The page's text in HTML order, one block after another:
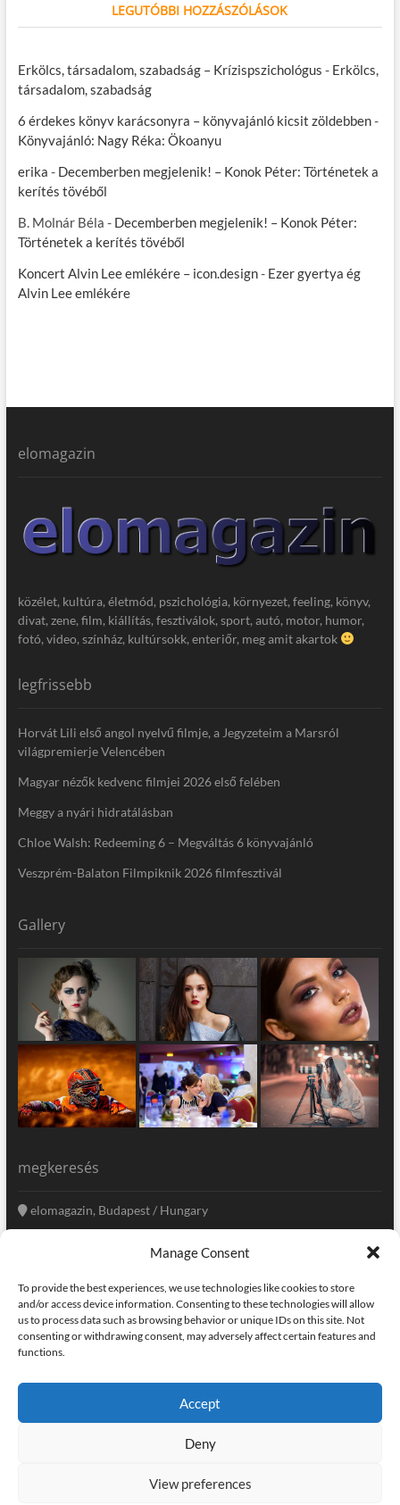
Manage Consent
To provide the best experiences, we use technologies like cookies to store
and/or access device information. Consenting to these technologies will allow
us to process data such as browsing behavior or unique IDs on this site. Not
consenting or withdrawing consent, may adversely affect certain features and
functions.
Accept
Deny
View preferences
LEGUTÓBBI HOZZÁSZÓLÁSOK
Erkölcs, társadalom, szabadság – Krízispszichológus - Erkölcs,
társadalom, szabadság
6 érdekes könyv karácsonyra – könyvajánló kicsit zöldebben-
Könyvajánló: Nagy Réka: Ökoanyu
erika - Decemberben megjelenik! – Konok Péter: Történetek a
kerítés tövéből
B. Molnár Béla - Decemberben megjelenik! – Konok Péter:
Történetek a kerítés tövéből
Koncert Alvin Lee emlékére – icon.design- Ezer gyertya ég
Alvin Lee emlékére
elomagazin
közélet, kultúra, életmód, pszichológia, környezet, feeling, könyv,
divat, zene, film, kiállítás, fesztiválok, sport, autó, motor, humor,
fotó, video, színház, kultúrsokk, enteriőr, meg amit akartok
legfrissebb
Horvát Lili első angol nyelvű filmje, a Jegyzeteim a Marsról
világpremierje Velencében
Magyar nézők kedvenc filmjei 2026 első felében
Meggy a nyári hidratálásban
Chloe Walsh: Redeeming 6 – Megváltás 6 könyvajánló
Veszprém-Balaton Filmpiknik 2026 filmfesztivál
Gallery
megkeresés
elomagazin, Budapest / Hungary
szerkesztoseg@elomagazin.com
elomagazin
home adatvédelem impresszum kapcsolat
| © copyright, all right reserved